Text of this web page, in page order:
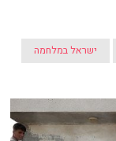
ישראל במלחמה